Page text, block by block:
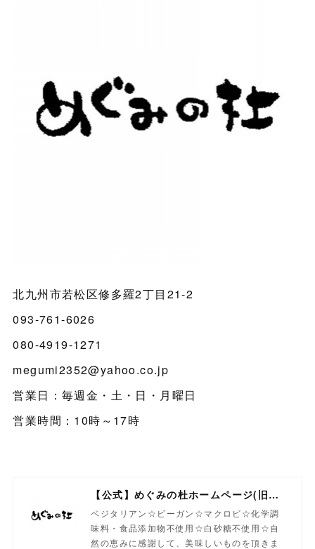
北九州市若松区修多羅2丁目21-2
093-761-6026
080-4919-1271
megumi2352@yahoo.co.jp
営業日：毎週金・土・日・月曜日
営業時間：10時～17時
【公式】めぐみの杜ホームページ(旧自然食工房）
ベジタリアン☆ビーガン☆マクロビ☆化学調
味料・食品添加物不使用☆白砂糖不使用☆自
然の恵みに感謝して、美味しいものを頂きま